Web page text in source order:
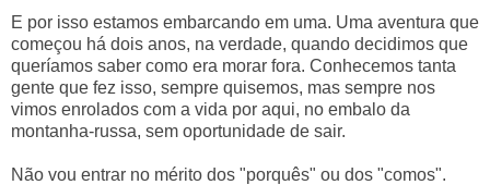
E por isso estamos embarcando em uma. Uma aventura que
começou há dois anos, na verdade, quando decidimos que
queríamos saber como era morar fora. Conhecemos tanta
gente que fez isso, sempre quisemos, mas sempre nos
vimos enrolados com a vida por aqui, no embalo da
montanha-russa, sem oportunidade de sair.
Não vou entrar no mérito dos "porquês" ou dos "comos".